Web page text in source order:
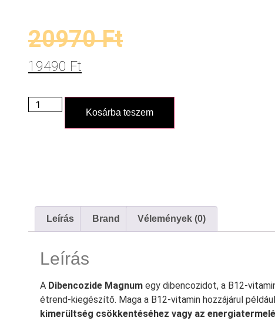
20970Ft
19490 Ft
Kosárba teszem
Leírás Brand Vélemények (0)
Leírás
A Dibencozide Magnum egy dibencozidot, a B12-
étrend-kiegészítő. Maga a B12-vitamin hozzájárul például
kimerültség csökkentéséhez vagy az